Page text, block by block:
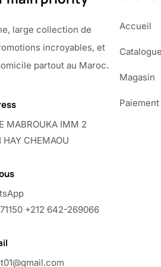
large collection de
incroyables, et
partout au Maroc.
MABROUKA IMM 2
HAY CHEMAOU
+212 642-269066
Accueil
Magasin
Paiement